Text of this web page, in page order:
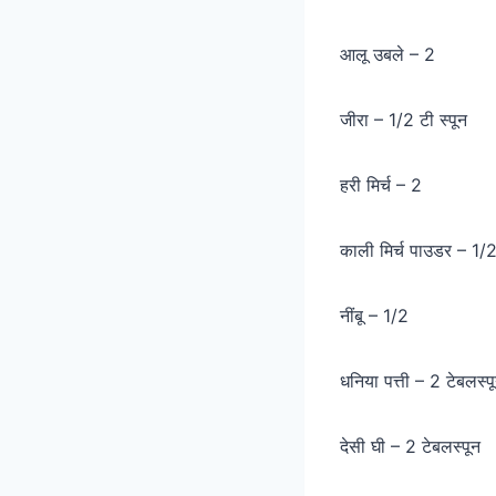
आलू उबले – 2
जीरा – 1/2 टी स्पून
हरी मिर्च – 2
काली मिर्च पाउडर – 1/
नींबू – 1/2
धनिया पत्ती – 2
देसी घी – 2 टेबलस्पून